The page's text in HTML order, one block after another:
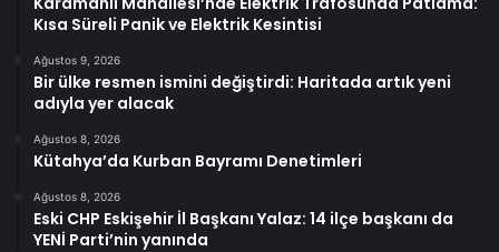
Kısa Süreli Panik ve Elektrik Kesintisi
Ağustos 9, 2026
Bir ülke resmen ismini değiştirdi: Haritada artık yeni
adıyla yer alacak
Ağustos 8, 2026
Kütahya’da Kurban Bayramı Denetimleri
Ağustos 8, 2026
Eski CHP Eskişehir İl Başkanı Yalaz: 14 ilçe başkanı da
YENİ Parti’nin yanında